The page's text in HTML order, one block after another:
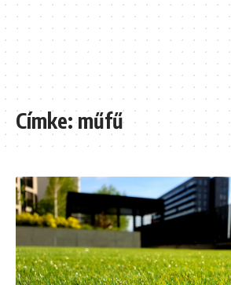
Címke:műfű